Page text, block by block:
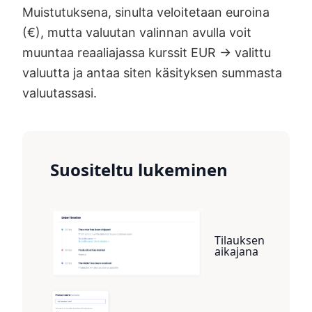
Muistutuksena, sinulta veloitetaan euroina
(€), mutta valuutan valinnan avulla voit
muuntaa reaaliajassa kurssit EUR -> valittu
valuutta ja antaa siten käsityksen summasta
valuutassasi.
Suositeltu lukeminen
Tilauksen
aikajana